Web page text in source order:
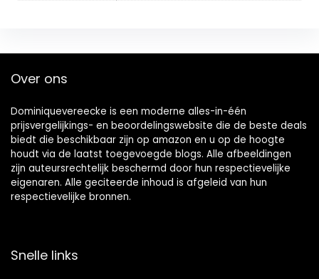
Over ons
Dominiquevereecke is een moderne alles-in-één
prijsvergelijkings- en beoordelingswebsite die de beste deals
biedt die beschikbaar zijn op amazon en u op de hoogte
houdt via de laatst toegevoegde blogs. Alle afbeeldingen
zijn auteursrechtelijk beschermd door hun respectievelijke
eigenaren. Alle geciteerde inhoud is afgeleid van hun
respectievelijke bronnen.
Snelle links